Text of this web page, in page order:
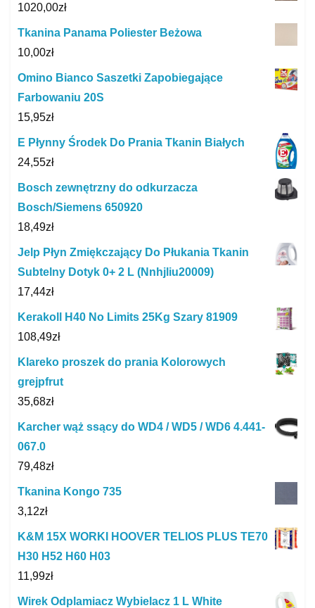
1020,00zł
Tkanina Panama Poliester Beżowa
10,00zł
Omino Bianco Saszetki Zapobiegające
Farbowaniu 20S
15,95zł
E Płynny Środek Do Prania Tkanin Białych
24,55zł
Bosch zewnętrzny do odkurzacza
Bosch/Siemens 650920
18,49zł
Jelp Płyn Zmiękczający Do Płukania Tkanin
Subtelny Dotyk 0+ 2 L (Nnhjliu20009)
17,44zł
Kerakoll H40 No Limits 25Kg Szary 81909
108,49zł
Klareko proszek do prania Kolorowych
grejpfrut
35,68zł
Karcher wąż ssący do WD4 / WD5 / WD6 4.441-
067.0
79,48zł
Tkanina Kongo 735
3,12zł
K&M 15X WORKI HOOVER TELIOS PLUS TE70
H30 H52 H60 H03
11,99zł
Wirek Odplamiacz Wybielacz 1 L White